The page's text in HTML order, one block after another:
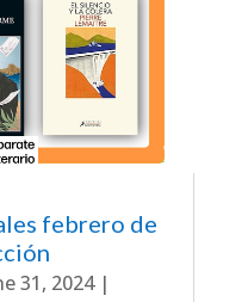
febrero de
31, 2024|